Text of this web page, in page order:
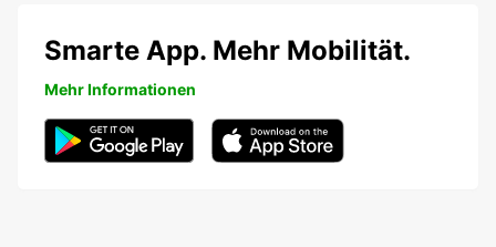
Smarte App. Mehr Mobilität.
Mehr Informationen